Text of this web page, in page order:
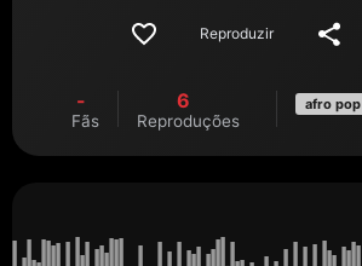
Reproduzir
-
Fãs
6
Reproduções
afro pop